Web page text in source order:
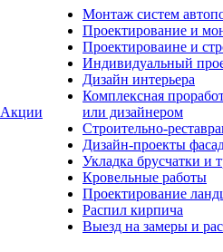
Акции
Монтаж систем
Проектирование и
Проектироваине и
Индивидуальный
Дизайн интерьера
Комплексная
или дизайнером
Строительно-
Дизайн-проекты
Укладка брусчатки и
Кровельные работы
Проектирование
Распил кирпича
Выезд на замеры и